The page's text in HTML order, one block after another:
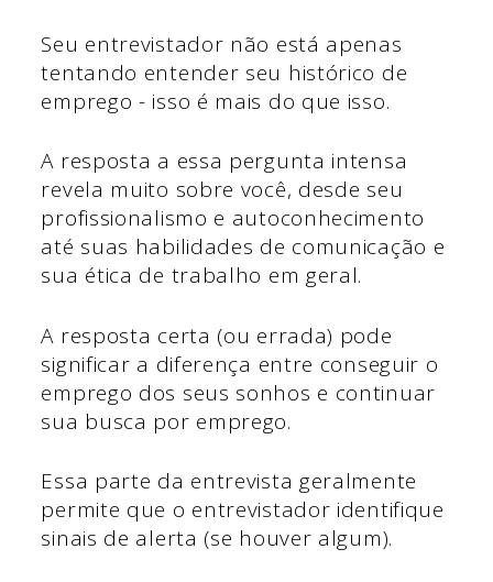
Seu entrevistador não está apenas
tentando entender seu histórico de
emprego - isso é mais do que isso.
A resposta a essa pergunta intensa
revela muito sobre você, desde seu
profissionalismo e autoconhecimento
até suas habilidades de comunicação e
sua ética de trabalho em geral.
A resposta certa (ou errada) pode
significar a diferença entre conseguir o
emprego dos seus sonhos e continuar
sua busca por emprego.
Essa parte da entrevista geralmente
permite que o entrevistador identifique
sinais de alerta (se houver algum).